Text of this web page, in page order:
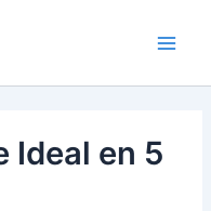
Ideal en 5